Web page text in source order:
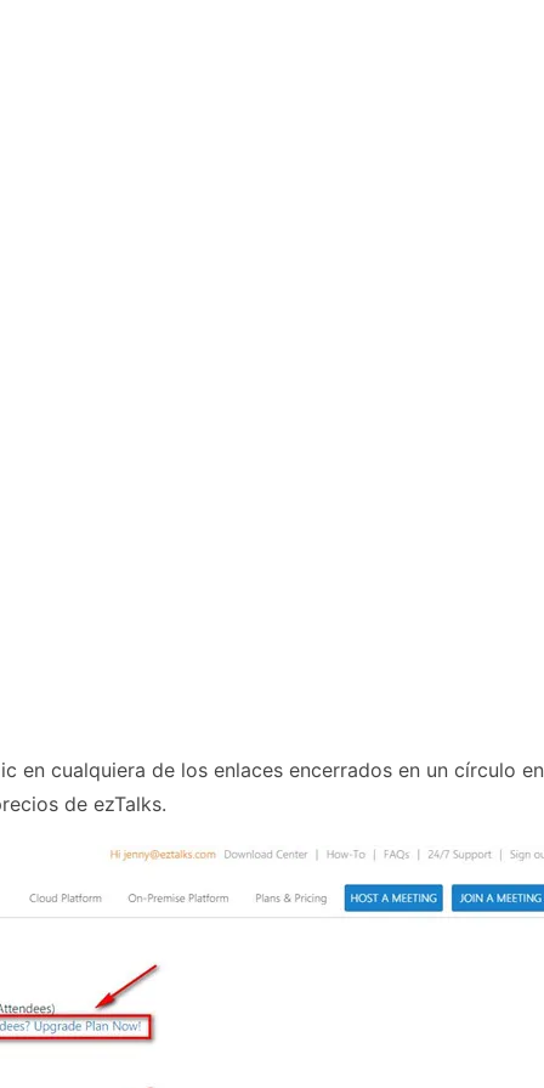
en cualquiera de los enlaces encerrados en un círculo en
de ezTalks.